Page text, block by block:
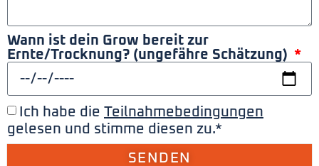
Wann ist dein Grow bereit zur
Ernte/Trocknung? (ungefähre Schätzung)
Ich habe die Teilnahmebedingungen
gelesen und stimme diesen zu.*
SENDEN